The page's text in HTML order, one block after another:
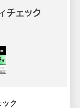
ク